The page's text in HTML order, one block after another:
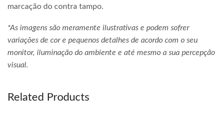
marcação do contra tampo.
*As imagens são meramente ilustrativas e podem sofrer
variações de cor e pequenos detalhes de acordo com o seu
monitor, iluminação do ambiente e até mesmo a sua percepção
visual.
Related Products